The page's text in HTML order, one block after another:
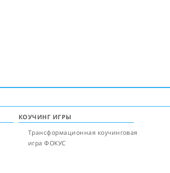
КОУЧИНГ ИГРЫ
Трансформационная коучинговая
игра ФОКУС